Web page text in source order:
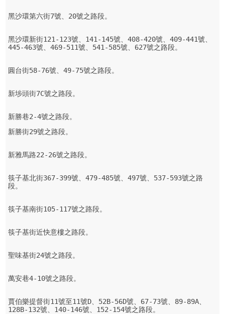
黑沙環第六街7號、20號之路段。
黑沙環新街121-123號、141-145號、408-420號、409-441號、
445-463號、469-511號、541-585號、627號之路段。
圓台街58-76號、49-75號之路段。
新埗頭街7C號之路段。
新勝巷2-4號之路段。
新勝街29號之路段。
新雅馬路22-26號之路段。
筷子基北街367-399號、479-485號、497號、537-593號之路
段。
筷子基南街105-117號之路段。
筷子基街近快意樓之路段。
聖味基街24號之路段。
萬安巷4-10號之路段。
賈伯樂提督街11號至11號D、52B-56D號、67-73號、89-89A、
128B-132號、140-146號、152-154號之路段。